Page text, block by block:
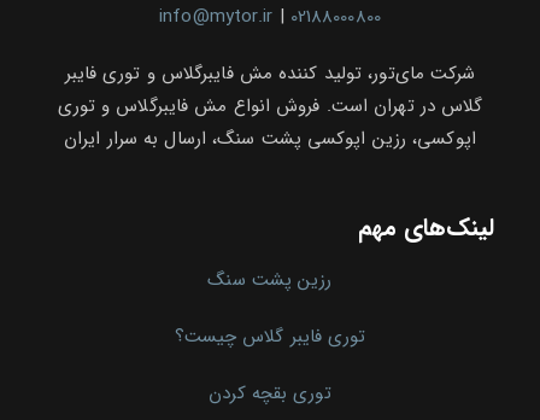
info@mytor.ir | 02188000800
شرکت مای‌تور، تولید کننده مش فایبرگلاس و توری فایبر
گلاس در تهران است. فروش انواع مش فایبرگلاس و توری
اپوکسی، رزین اپوکسی پشت سنگ، ارسال به سرار ایران
لینک‌های مهم
رزین پشت سنگ
توری فایبر گلاس چیست؟
توری بقچه کردن